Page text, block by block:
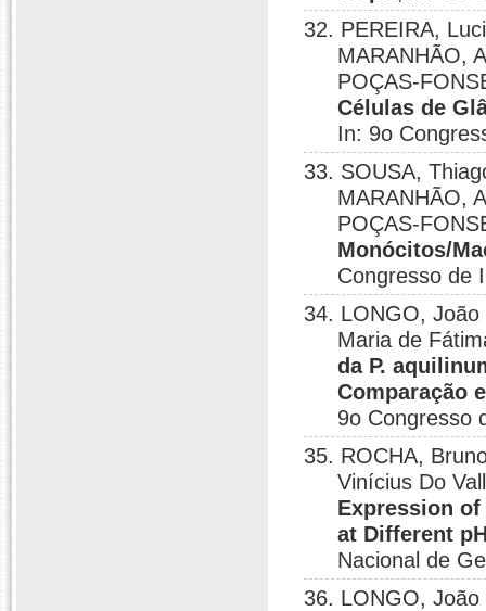
32. PEREIRA,
MARANHÃO,
POÇAS-
Células de
In: 9o
33. SOUSA,
MARANHÃO,
POÇAS-
Monócitos/
Congresso de
34. LONGO,
Maria de
da P.
Comparação
9o Congresso
35. ROCHA,
Vinícius Do
Expression
at Different
Nacional de
36. LONGO,